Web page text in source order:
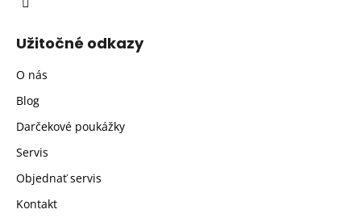
Užitočné odkazy
O nás
Blog
Darčekové poukážky
Servis
Objednať servis
Kontakt